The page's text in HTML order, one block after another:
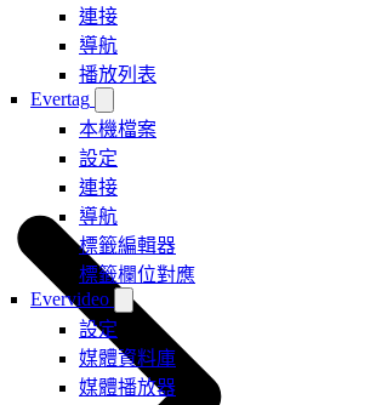
連接
導航
播放列表
Evertag
本機檔案
設定
連接
導航
標籤編輯器
標籤欄位對應
Evervideo
設定
媒體資料庫
媒體播放器